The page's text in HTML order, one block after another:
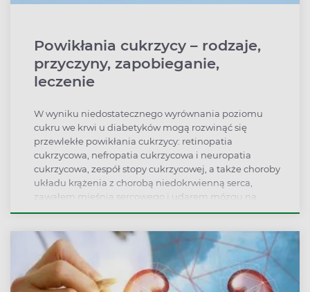
Powikłania cukrzycy – rodzaje,
przyczyny, zapobieganie,
leczenie
W wyniku niedostatecznego wyrównania poziomu
cukru we krwi u diabetyków mogą rozwinąć się
przewlekłe powikłania cukrzycy: retinopatia
cukrzycowa, nefropatia cukrzycowa i neuropatia
cukrzycowa, zespół stopy cukrzycowej, a także choroby
układu krążenia z chorobą niedokrwienną serca,
zawałem mięśnia sercowego i udarem mózgu na
czele.